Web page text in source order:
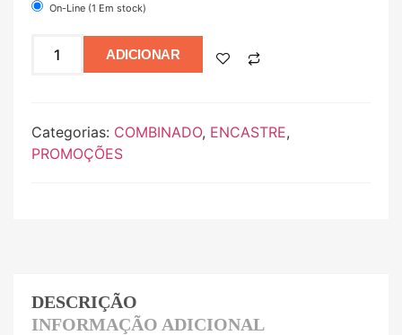
On-Line (1 Em stock)
ADICIONAR
Categorias: COMBINADO, ENCASTRE,
PROMOÇÕES
DESCRIÇÃO
INFORMAÇÃO ADICIONAL